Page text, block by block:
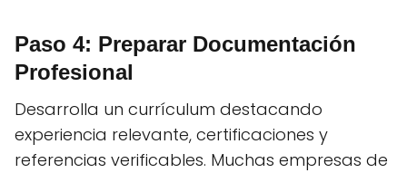
Paso 4: Preparar Documentación
Profesional
Desarrolla un currículum destacando
experiencia relevante, certificaciones y
referencias verificables. Muchas empresas de